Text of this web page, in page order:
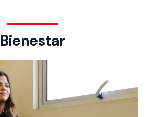
Bienestar